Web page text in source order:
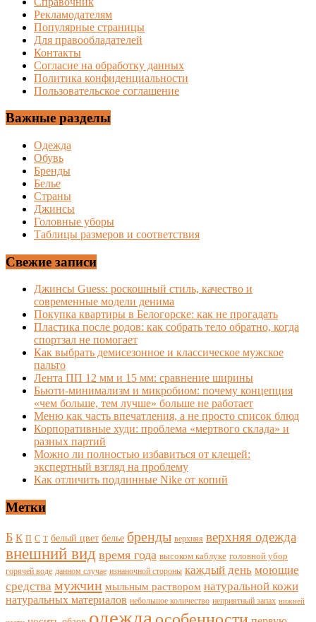
Рекламодателям
Популярные страницы
Для правообладателей
Контакты
Согласие на обработку данных
Политика конфиденциальности
Пользовательское соглашение
Важные разделы
Одежда
Обувь
Бренды
Белье
Страны
Джинсы
Головные уборы
Таблицы размеров и соответствия
Свежие записи
Джинсы Guess: роскошный стиль, качество и
современные модели денима
Покупка квартиры в Белогорске: как не прогадать
Пластика после родов: как собрать тело обратно, когда
спортзал не помогает
Как выбрать демисезонное и классическое мужское
пальто
Лента ПП 12 мм и 15 мм: сравнение ширины
Бьюти-минимализм и микробиом: почему концепция
«чем больше, тем лучше» больше не работает
Меню как часть впечатления, а не просто список блюд
Корпоративные худи: проблема «мертвого склада» и
разных партий
Можно ли полностью избавиться от клещей:
экспертный взгляд на проблему
Как отличить подлинные Nike от копий
Метки
Б К П С Т белый цвет белье бренды верхняя верхняя одежда
внешний вид время года высоком каблуке головной убор
горячей воде данном случае изнаночной стороны каждый день моющие
средства мужчин мыльным раствором натуральной кожи
натуральных материалов небольшое количество неприятный запах нижней